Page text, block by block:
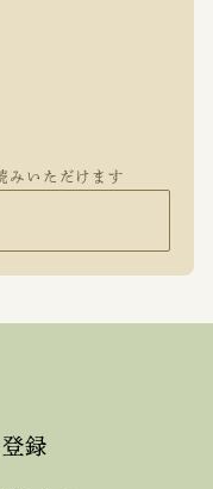
みいただけます
録